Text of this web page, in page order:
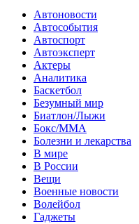
Автоновости
Автособытия
Автоспорт
Автоэксперт
Актеры
Аналитика
Баскетбол
Безумный мир
Биатлон/Лыжи
Бокс/MMA
Болезни и лекарства
В мире
В России
Вещи
Военные новости
Волейбол
Гаджеты